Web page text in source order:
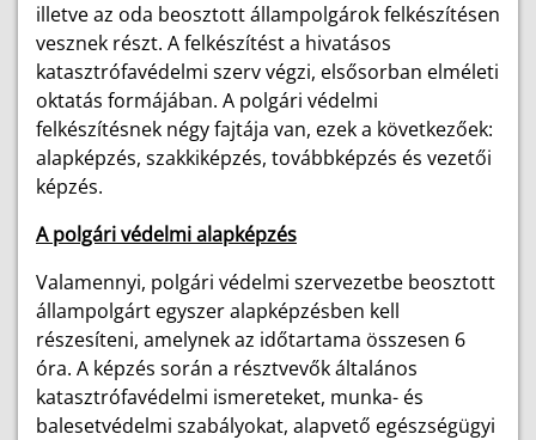
illetve az oda beosztott állampolgárok felkészítésen
vesznek részt. A felkészítést a hivatásos
katasztrófavédelmi szerv végzi, elsősorban elméleti
oktatás formájában. A polgári védelmi
felkészítésnek négy fajtája van, ezek a következőek:
alapképzés, szakkiképzés, továbbképzés és vezetői
képzés.
A polgári védelmi alapképzés
Valamennyi, polgári védelmi szervezetbe beosztott
állampolgárt egyszer alapképzésben kell
részesíteni, amelynek az időtartama összesen 6
óra. A képzés során a résztvevők általános
katasztrófavédelmi ismereteket, munka- és
balesetvédelmi szabályokat, alapvető egészségügyi